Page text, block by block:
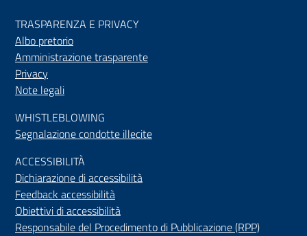
TRASPARENZA E PRIVACY
Albo pretorio
Amministrazione trasparente
Privacy
Note legali
WHISTLEBLOWING
Segnalazione condotte illecite
ACCESSIBILITÀ
Dichiarazione di accessibilità
Feedback accessibilità
Obiettivi di accessibilità
Responsabile del Procedimento di Pubblicazione (RPP)